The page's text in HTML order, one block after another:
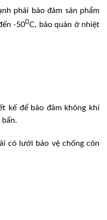
phải bảo đảm sản phẩm
-500C, bảo quản ở nhiệt
kế để bảo đảm không khí
bẩn.
có lưới bảo vệ chống côn